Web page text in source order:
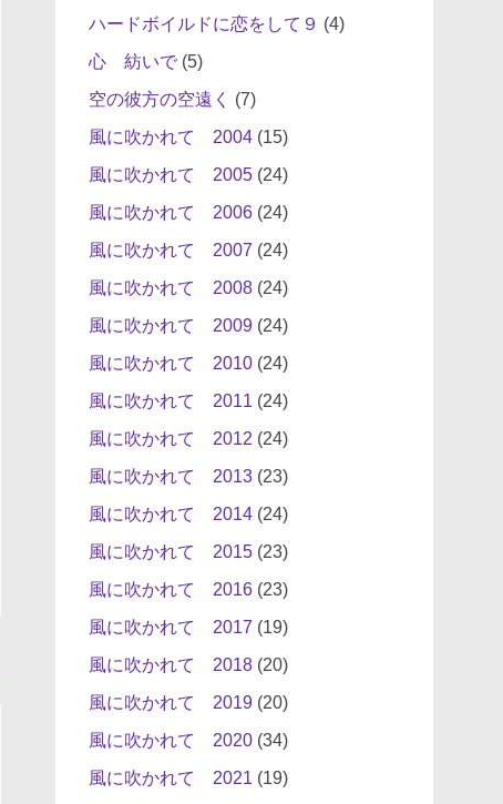
ハードボイルドに恋をして９ (4)
心 紡いで(5)
空の彼方の空遠く
(7)
風に吹かれて 2004(15)
風に吹かれて 2005(24)
風に吹かれて 2006(24)
風に吹かれて 2007 (24)
風に吹かれて 2008(24)
風に吹かれて 2009(24)
風に吹かれて 2010(24)
風に吹かれて 2011 (24)
風に吹かれて 2012 (24)
風に吹かれて 2013(23)
風に吹かれて 2014(24)
風に吹かれて 2015(23)
風に吹かれて 2016(23)
風に吹かれて 2017 (19)
風に吹かれて 2018(20)
風に吹かれて 2019(20)
風に吹かれて 2020(34)
風に吹かれて 2021 (19)